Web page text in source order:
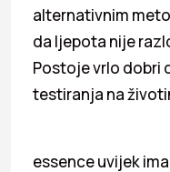
alternativnim
da ljepota nije
Postoje vrlo dobri
testiranja na
essence uvijek